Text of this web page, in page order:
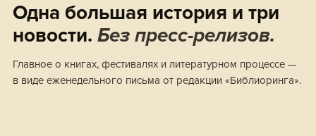
Одна большая история и три
новости. Без пресс-релизов.
Главное о книгах, фестивалях и литературном процессе —
в виде еженедельного письма от редакции «Библиоринга».